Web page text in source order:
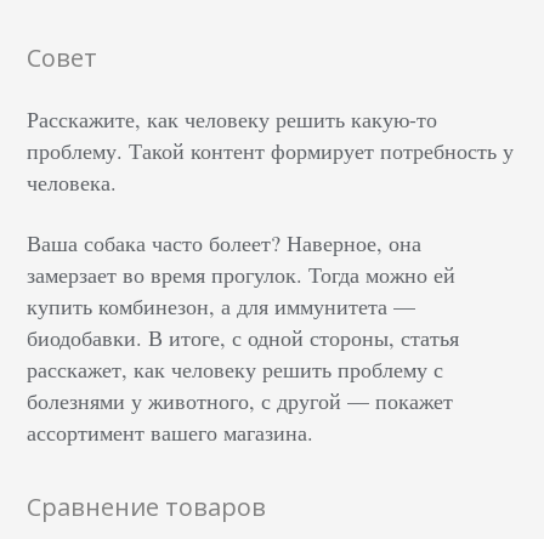
Совет
Расскажите, как человеку решить какую-то
проблему. Такой контент формирует потребность у
человека.
Ваша собака часто болеет? Наверное, она
замерзает во время прогулок. Тогда можно ей
купить комбинезон, а для иммунитета —
биодобавки. В итоге, с одной стороны, статья
расскажет, как человеку решить проблему с
болезнями у животного, с другой — покажет
ассортимент вашего магазина.
Сравнение товаров